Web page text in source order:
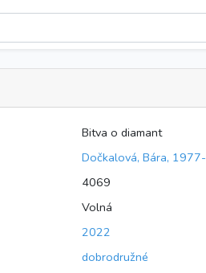
Bitva o diamant
Dočkalová, Bára, 1977-
4069
Volná
2022
dobrodružné